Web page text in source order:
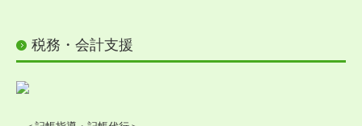
病院・診療所の皆様へ
補助金・助成金・融資情報
税務・会計支援